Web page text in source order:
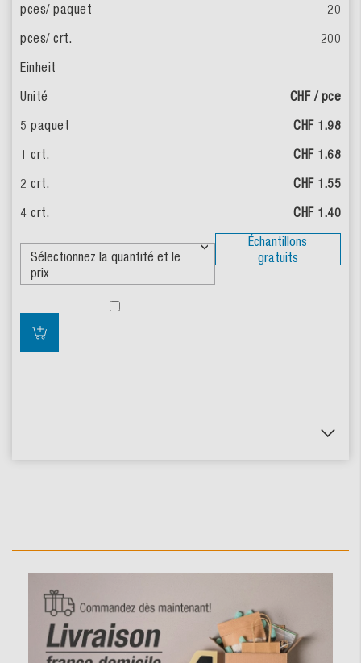
20
200
CHF / pce
CHF 1.98
CHF 1.68
CHF 1.55
CHF 1.40
Échantillons
gratuits